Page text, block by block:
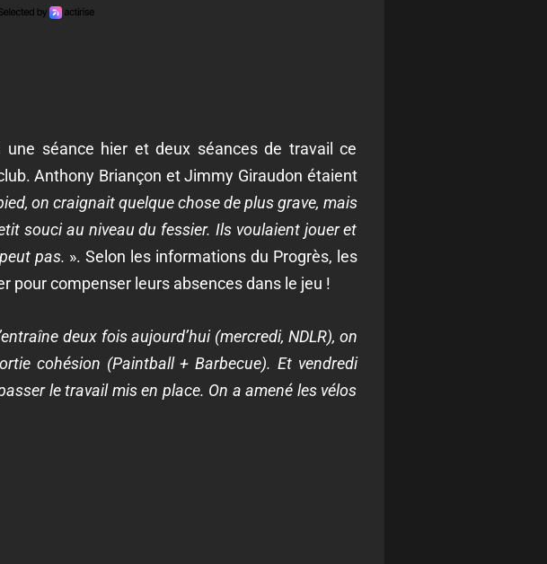
séance hier et deux séances de travail ce
Anthony Briançon et Jimmy Giraudon étaient
on craignait quelque chose de plus grave, mais
souci au niveau du fessier. Ils voulaient jouer et
pas. ». Selon les informations du Progrès, les
pour compenser leurs absences dans le jeu !
deux fois aujourd’hui (mercredi, NDLR), on
cohésion (Paintball + Barbecue). Et vendredi
le travail mis en place. On a amené les vélos